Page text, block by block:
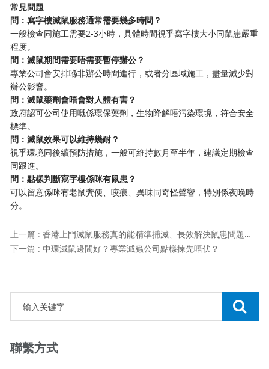
常見問題
問：寫字樓滅鼠服務通常需要幾多時間？
一般檢查同施工需要2-3小時，具體時間視乎寫字樓大小同鼠患嚴重
程度。
問：滅鼠期間需要唔需要暫停辦公？
專業公司會安排喺非辦公時間進行，或者分區域施工，盡量減少對
辦公影響。
問：滅鼠藥劑會唔會對人體有害？
政府認可公司使用嘅係環保藥劑，生物降解唔污染環境，符合安全
標準。
問：滅鼠效果可以維持幾耐？
視乎環境同後續預防措施，一般可維持數月至半年，建議定期檢查
同跟進。
問：點樣判斷寫字樓係咪有鼠患？
可以留意係咪有老鼠糞便、咬痕、異味同奇怪聲響，特別係夜晚時
分。
上一篇 : 香港上門滅鼠服務真的能精準捕滅、長效解決鼠患問題嗎？
下一篇 : 中環滅鼠邊間好？專業滅蟲公司點樣揀先唔伏？
聯繫方式